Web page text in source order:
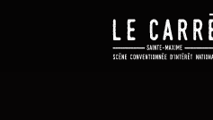
Skip to main content